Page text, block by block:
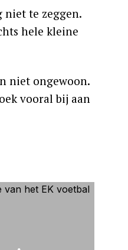
niet te zeggen.
hele kleine
niet ongewoon.
vooral bij aan